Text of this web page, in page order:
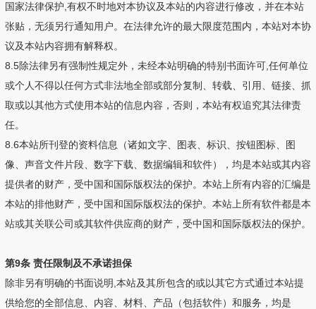
国家法律保护,有权不时地对本协议及本站的内容进行修改，并在本站
张贴，无须另行通知用户。在法律允许的最大限度范围内，本站对本协
议及本站内容拥有解释权。
8.5除法律另有强制性规定外，未经本站明确的特别书面许可,任何单位
或个人不得以任何方式非法地全部或部分复制、转载、引用、链接、抓
取或以其他方式使用本站的信息内容，否则，本站有权追究其法律责
任。
8.6本站所刊登的资料信息（诸如文字、图表、标识、按钮图标、图
像、声音文件片段、数字下载、数据编辑和软件），均是本站或其内容
提供者的财产，受中国和国际版权法的保护。本站上所有内容的汇编是
本站的排他财产，受中国和国际版权法的保护。本站上所有软件都是本
站或其关联公司或其软件供应商的财产，受中国和国际版权法的保护。
第9条 责任限制及不承诺担保
除非另有明确的书面说明,本站及其所包含的或以其它方式通过本站提
供给您的全部信息、内容、材料、产品（包括软件）和服务，均是